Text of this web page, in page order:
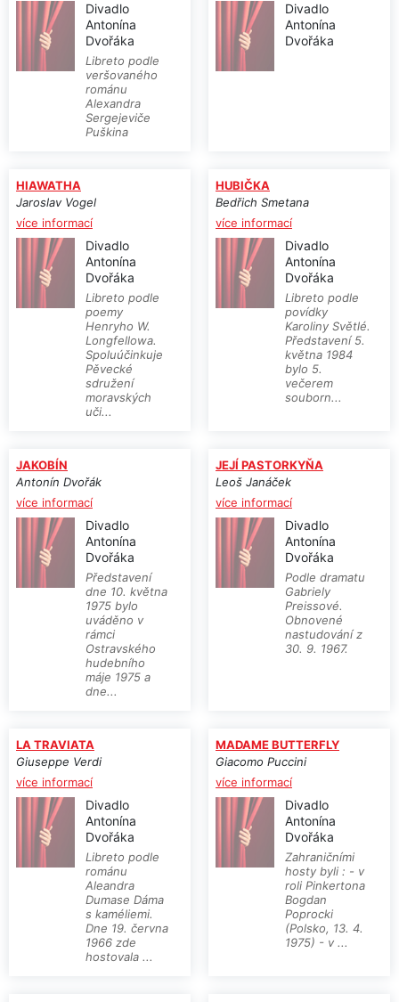
Divadlo
Antonína
Dvořáka
Libreto podle
veršovaného
románu
Alexandra
Sergejeviče
Puškina
Divadlo
Antonína
Dvořáka
HIAWATHA
Jaroslav Vogel
více informací
Divadlo
Antonína
Dvořáka
Libreto podle
poemy
Henryho W.
Longfellowa.
Spoluúčinkuje
Pěvecké
sdružení
moravských
uči...
HUBIČKA
Bedřich Smetana
více informací
Divadlo
Antonína
Dvořáka
Libreto podle
povídky
Karoliny Světlé.
Představení 5.
května 1984
bylo 5.
večerem
souborn...
JAKOBÍN
Antonín Dvořák
více informací
Divadlo
Antonína
Dvořáka
Představení
dne 10. května
1975 bylo
uváděno v
rámci
Ostravského
hudebního
máje 1975 a
dne...
JEJÍ PASTORKYŇA
Leoš Janáček
více informací
Divadlo
Antonína
Dvořáka
Podle dramatu
Gabriely
Preissové.
Obnovené
nastudování z
30. 9. 1967.
LA TRAVIATA
Giuseppe Verdi
více informací
Divadlo
Antonína
Dvořáka
Libreto podle
románu
Aleandra
Dumase Dáma
s kaméliemi.
Dne 19. června
1966 zde
hostovala ...
MADAME BUTTERFLY
Giacomo Puccini
více informací
Divadlo
Antonína
Dvořáka
Zahraničními
hosty byli : - v
roli Pinkertona
Bogdan
Poprocki
(Polsko, 13. 4.
1975) - v ...